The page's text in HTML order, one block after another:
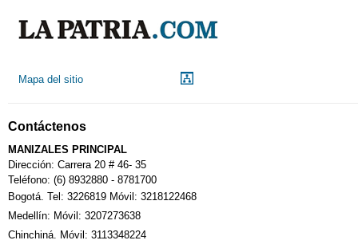
Mapa del sitio
Contáctenos
MANIZALES PRINCIPAL
Dirección: Carrera 20 # 46- 35
Teléfono: (6) 8932880 - 8781700
Bogotá. Tel: 3226819 Móvil: 3218122468
Medellín: Móvil: 3207273638
Chinchiná. Móvil: 3113348224